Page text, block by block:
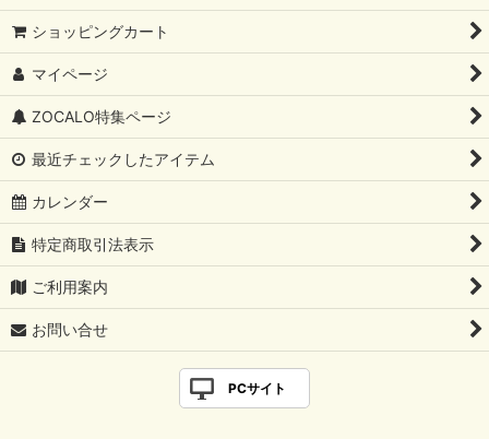
ショッピングカート
マイページ
ZOCALO特集ページ
最近チェックしたアイテム
カレンダー
特定商取引法表示
ご利用案内
お問い合せ
PCサイト